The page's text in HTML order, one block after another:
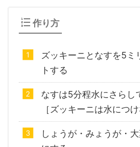
作り方
ズッキーニとなすを5ミ
トする
なすは5分程水にさらし
［ズッキーニは水につけ
しょうが・みょうが・